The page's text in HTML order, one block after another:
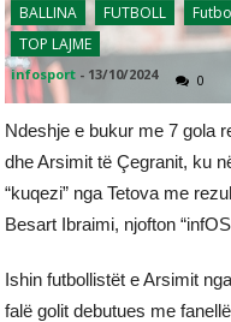
BALLINA FUTBOLL
TOP LAJME
infosport - 13/10/2024 0
Ndeshje e bukur me 7 gola
dhe Arsimit të Çegranit, ku
“kuqezi” nga Tetova me
Besart Ibraimi, njofton
Ishin futbollistët e Arsimit
falë golit debutues me